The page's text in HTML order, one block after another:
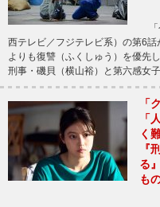
「
西テレビ／フジテレビ系）の第6
よりも復讐（ふくしゅう）を優先
刑事・磯貝（横山裕）と第六感女
「
「
く
『
る
も